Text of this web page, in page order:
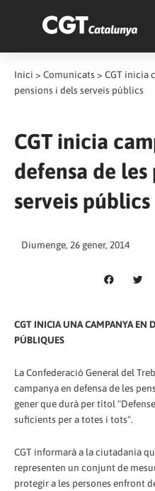
Inici > Comunicats > CGT inicia
pensions i dels serveis públics
CGT inicia
defensa de les
serveis públics
Diumenge, 26 gener, 2014
CGT INICIA UNA CAMPANYA EN
PÚBLIQUES
La Confederació General del
campanya en defensa de les
gener que durà per títol
suficients per a totes i tots".
CGT informarà a la ciutadania
representen un conjunt de
protegir a les persones enfront